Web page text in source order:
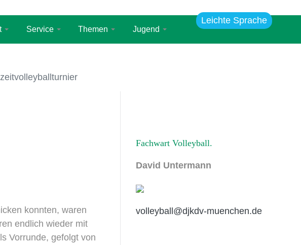
Leichte Sprache
Service Themen Jugend
konnten, waren
endlich wieder mit
Vorrunde, gefolgt von
Fachwart Volleyball
David Untermann
volleyball@djkdv-muenchen.de